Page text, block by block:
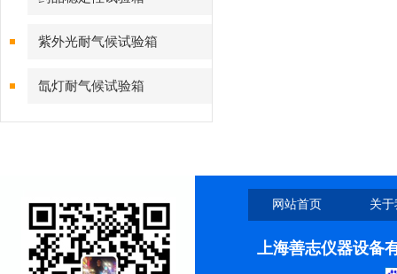
紫外光耐气候试验箱
氙灯耐气候试验箱
网站首页 关
上海善志仪器设备